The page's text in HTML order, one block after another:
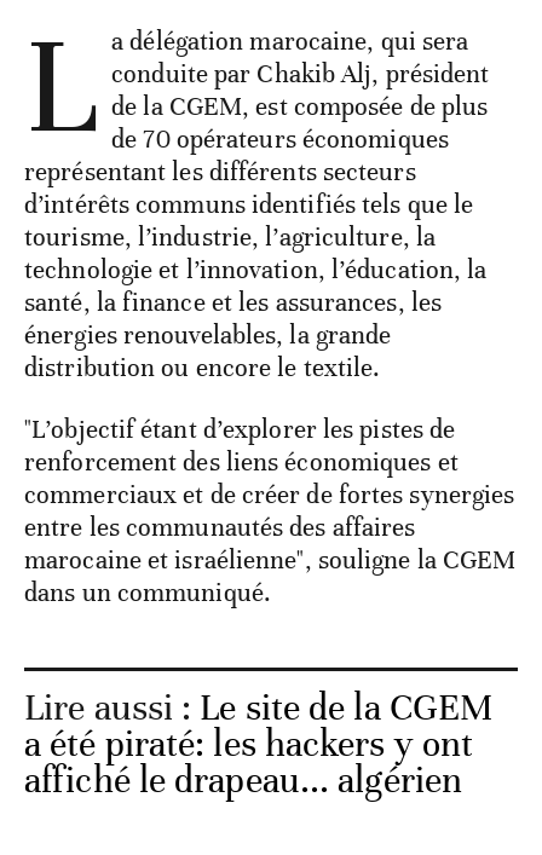
L a délégation marocaine, qui sera
conduite par Chakib Alj, président
de la CGEM, est composée de plus
de 70 opérateurs économiques
représentant les différents secteurs
d’intérêts communs identifiés tels que le
tourisme, l’industrie, l’agriculture, la
technologie et l’innovation, l’éducation, la
santé, la finance et les assurances, les
énergies renouvelables, la grande
distribution ou encore le textile.
"L’objectif étant d’explorer les pistes de
renforcement des liens économiques et
commerciaux et de créer de fortes synergies
entre les communautés des affaires
marocaine et israélienne", souligne la CGEM
dans un communiqué.
Lire aussi : Le site de la CGEM
a été piraté: les hackers y ont
affiché le drapeau... algérien